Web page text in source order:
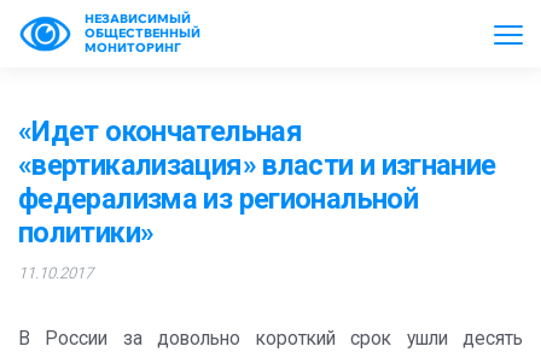
НЕЗАВИСИМЫЙ
ОБЩЕСТВЕННЫЙ
МОНИТОРИНГ
«Идет окончательная
«вертикализация» власти и изгнание
федерализма из региональной
политики»
11.10.2017
В России за довольно короткий срок ушли десять